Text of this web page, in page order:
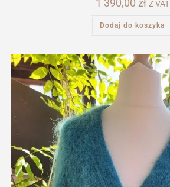
Z VAT
Dodaj do koszyka